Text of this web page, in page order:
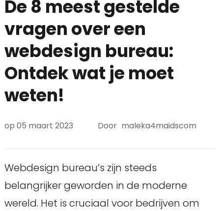
De 8 meest gestelde
vragen over een
webdesign bureau:
Ontdek wat je moet
weten!
op 05 maart 2023 Door maleka4maidscom
Webdesign bureau’s zijn steeds
belangrijker geworden in de moderne
wereld. Het is cruciaal voor bedrijven om